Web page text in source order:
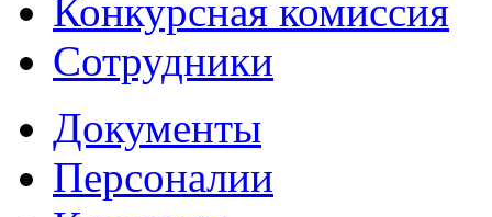
Конкурсная комиссия
Сотрудники
Документы
Персоналии